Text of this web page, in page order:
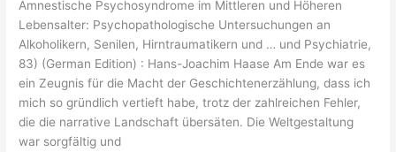
Amnestische Psychosyndrome im Mittleren und Höheren
Lebensalter: Psychopathologische Untersuchungen an
Alkoholikern, Senilen, Hirntraumatikern und … und Psychiatrie,
83) (German Edition) : Hans-Joachim Haase Am Ende war es
ein Zeugnis für die Macht der Geschichtenerzählung, dass ich
mich so gründlich vertieft habe, trotz der zahlreichen Fehler,
die die narrative Landschaft übersäten. Die Weltgestaltung
war sorgfältig und
Alkoholikern,
Senilen,
Hirntraumatikern
und
…
und
Psychiatrie,
83)